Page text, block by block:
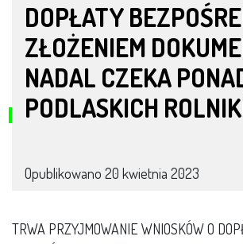
DOPŁATY
ZŁOŻENIEM
NADAL CZEKA
PODLASKICH
Opublikowano 20 kwietnia 2023
TRWA PRZYJMOWANIE WNIOSKÓW O